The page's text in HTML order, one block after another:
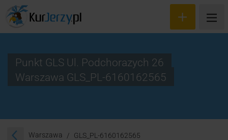
Śledzenie przesyłki
Punkt GLS Ul. Podchorazych 26
Warszawa GLS_PL-6160162565
Warszawa GLS_PL-6160162565